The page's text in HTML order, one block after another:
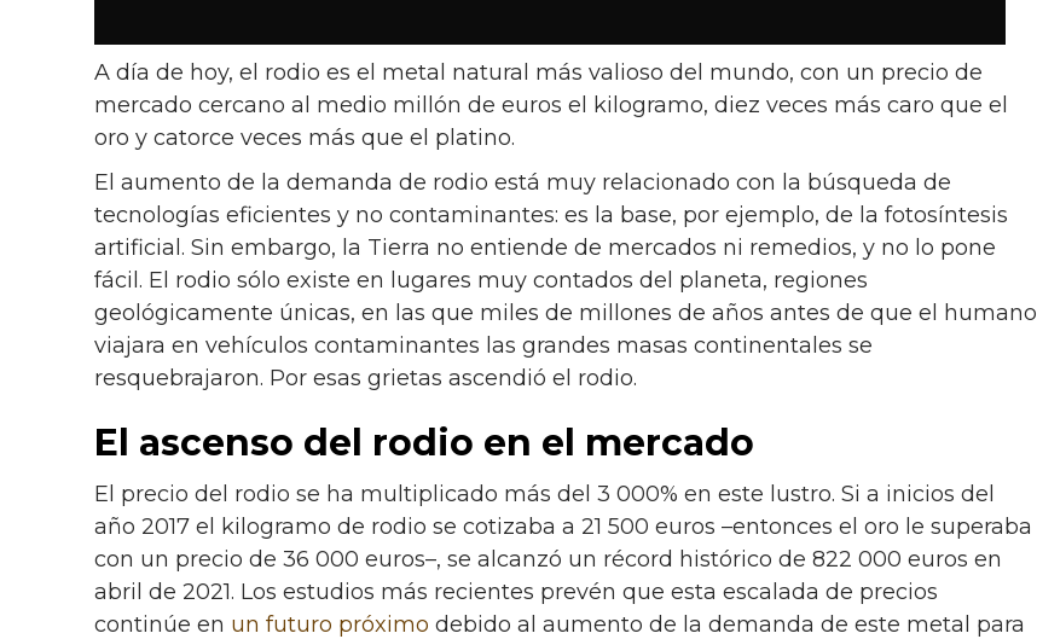
A día de hoy, el rodio es el metal natural más valioso del mundo, con un precio de
mercado cercano al medio millón de euros el kilogramo, diez veces más caro que el
oro y catorce veces más que el platino.
El aumento de la demanda de rodio está muy relacionado con la búsqueda de
tecnologías eficientes y no contaminantes: es la base, por ejemplo, de la fotosíntesis
artificial. Sin embargo, la Tierra no entiende de mercados ni remedios, y no lo pone
fácil. El rodio sólo existe en lugares muy contados del planeta, regiones
geológicamente únicas, en las que miles de millones de años antes de que el humano
viajara en vehículos contaminantes las grandes masas continentales se
resquebrajaron. Por esas grietas ascendió el rodio.
El ascenso del rodio en el mercado
El precio del rodio se ha multiplicado más del 3 000% en este lustro. Si a inicios del
año 2017 el kilogramo de rodio se cotizaba a 21 500 euros –entonces el oro le superaba
con un precio de 36 000 euros–, se alcanzó un récord histórico de 822 000 euros en
abril de 2021. Los estudios más recientes prevén que esta escalada de precios
continúe en un futuro próximo debido al aumento de la demanda de este metal para